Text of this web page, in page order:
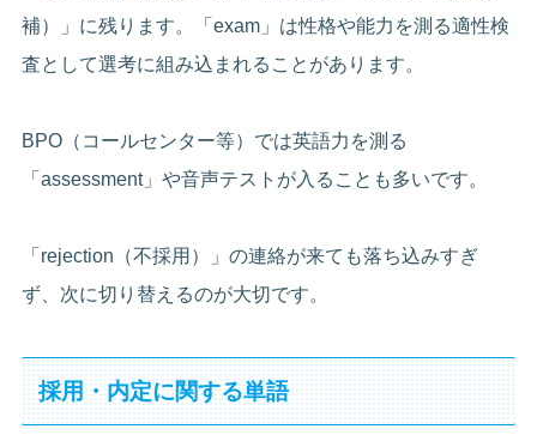
補）」に残ります。「exam」は性格や能力を測る適性検
査として選考に組み込まれることがあります。
BPO（コールセンター等）では英語力を測る
「assessment」や音声テストが入ることも多いです。
「rejection（不採用）」の連絡が来ても落ち込みすぎ
ず、次に切り替えるのが大切です。
採用・内定に関する単語